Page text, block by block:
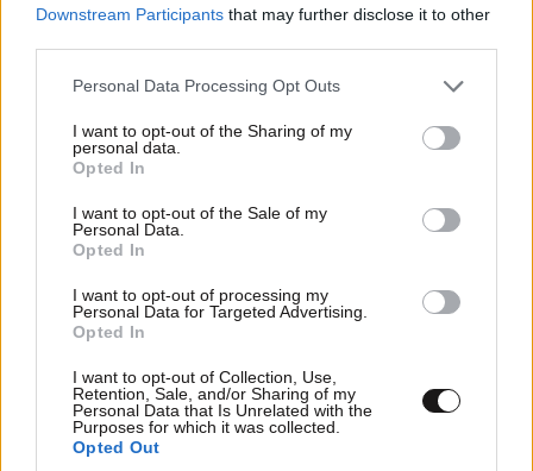
Downstream Participants that may further disclose it to other
Please note that this website/app uses one or more Google
not limited to your visit or usage behaviour. You may click to
grant or deny consent to Google and its third-party tags to
use your data for below specified purposes in below Google
consent section.
Personal Data Processing Opt Outs
I want to opt-out of the Sharing of my
personal data.
Opted In
I want to opt-out of the Sale of my
Personal Data.
Opted In
I want to opt-out of processing my
Personal Data for Targeted Advertising.
Opted In
I want to opt-out of Collection, Use,
Retention, Sale, and/or Sharing of my
Personal Data that Is Unrelated with the
Purposes for which it was collected.
Opted Out
Ρωτησαν οι δημοσιοκαφροι τον τριντο για τον τραμπ..
ξεβαφτισει. Σωνει και καλα να παιχτει το κολπο των
δημοκρατικών μεσω μμε
Απαντήστε